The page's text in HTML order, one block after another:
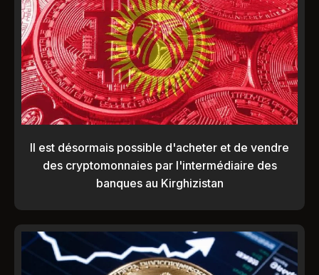
Il est désormais possible d'acheter et de vendre
des cryptomonnaies par l'intermédiaire des
banques au Kirghizistan